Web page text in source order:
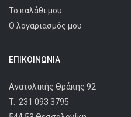
Το καλάθι μου
Ο λογαριασμός μου
ΕΠΙΚΟΙΝΩΝΊΑ
Ανατολικής Θράκης 92
T. 231 093 3795